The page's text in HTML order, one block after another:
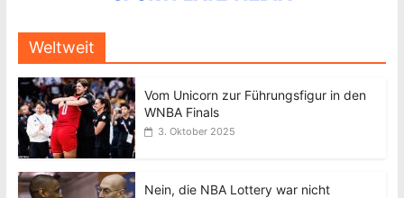
Weltweit
Vom Unicorn zur Führungsfigur in den
WNBA Finals
3. Oktober 2025
Nein, die NBA Lottery war nicht